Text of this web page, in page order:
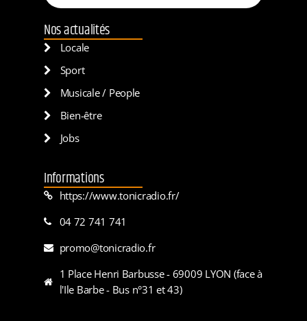
Nos actualités
Locale
Sport
Musicale / People
Bien-être
Jobs
Informations
https://www.tonicradio.fr/
04 72 741 741
promo@tonicradio.fr
1 Place Henri Barbusse - 69009 LYON (face à
l'Ile Barbe - Bus n°31 et 43)